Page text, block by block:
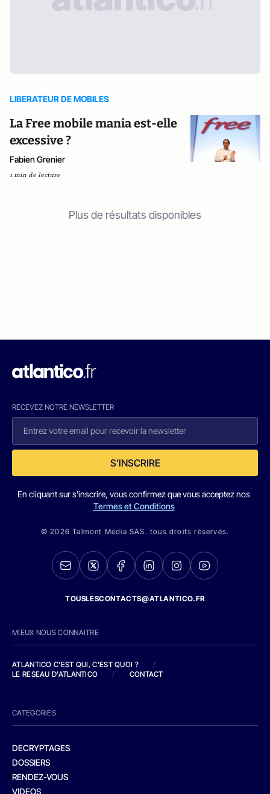
LIBERATEUR DE MOBILES
La Free mobile mania est-elle
excessive ?
Fabien Grenier
1 min de lecture
Plus de résultats disponibles
RECEVEZ NOTRE NEWSLETTER
S'INSCRIRE
En cliquant sur s'inscrire, vous confirmez que vous acceptez nos
Termes et Conditions
© 2026 Talmont Media SAS. tous droits réservés.
TOUSLESCONTACTS@ATLANTICO.FR
MIEUX NOUS CONNAITRE
ATLANTICO C'EST QUI, C'EST QUOI ?
/
LE RESEAU D'ATLANTICO
/ CONTACT
CATEGORIES
DECRYPTAGES
DOSSIERS
RENDEZ-VOUS
VIDEOS